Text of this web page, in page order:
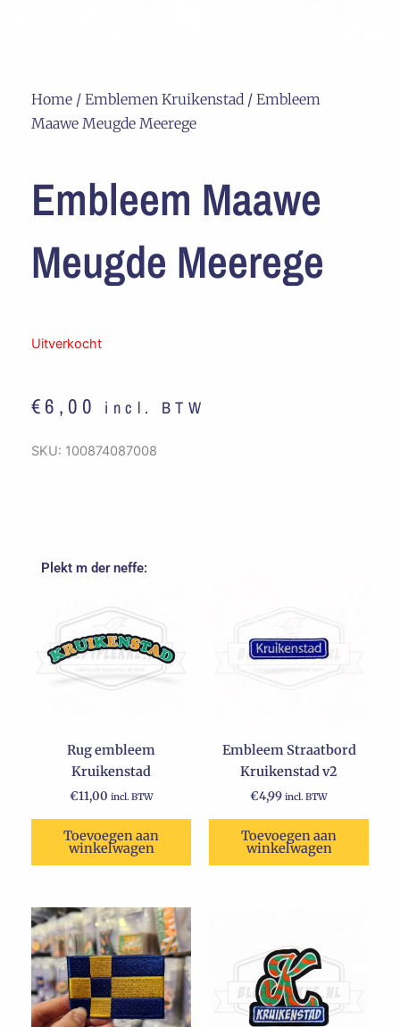
Home / Emblemen Kruikenstad / Embleem
Maawe Meugde Meerege
Embleem Maawe
Meugde Meerege
Uitverkocht
€6,00 incl. BTW
SKU: 100874087008
Plekt m der neffe:
Rug embleem
Kruikenstad
€11,00 incl. BTW
Toevoegen aan
winkelwagen
Embleem Straatbord
Kruikenstad v2
€4,99 incl. BTW
Toevoegen aan
winkelwagen